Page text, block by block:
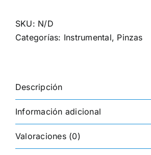
dientes
cantidad
SKU: N/D
Categorías: Instrumental, Pinzas
Descripción
Información adicional
Valoraciones (0)